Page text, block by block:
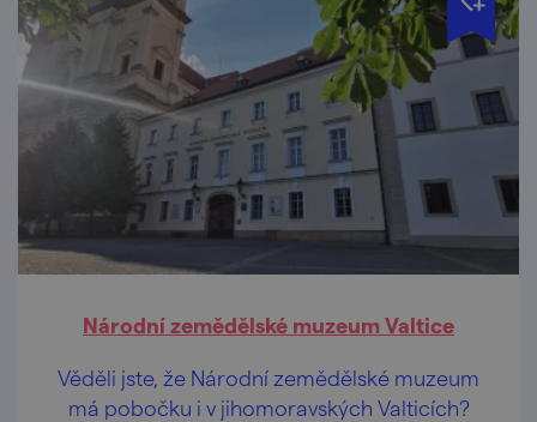
Národní zemědělské muzeum Valtice
Věděli jste, že Národní zemědělské muzeum
má pobočku i v jihomoravských Valticích?